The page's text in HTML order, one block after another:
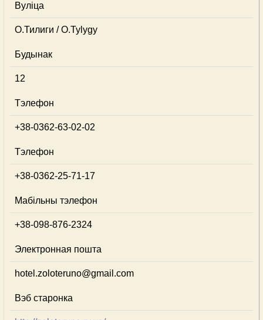
Вуліца
О.Тилиги / O.Tylygy
Будынак
12
Тэлефон
+38-0362-63-02-02
Тэлефон
+38-0362-25-71-17
Мабільны тэлефон
+38-098-876-2324
Электронная пошта
hotel.zoloteruno@gmail.com
Вэб старонка